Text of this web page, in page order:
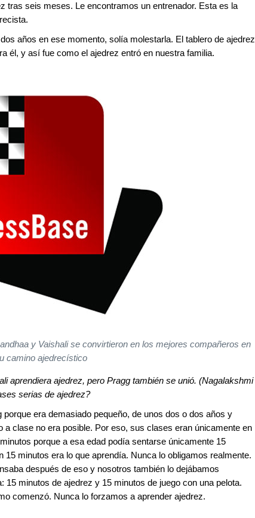
tras seis meses. Le encontramos un entrenador. Esta es la
años en ese momento, solía molestarla. El tablero de ajedrez
él, y así fue como el ajedrez entró en nuestra familia.
y Vaishali se convirtieron en los mejores compañeros en
camino ajedrecístico
aprendiera ajedrez, pero Pragg también se unió. (Nagalakshmi
serias de ajedrez?
era demasiado pequeño, de unos dos o dos años y
a clase no era posible. Por eso, sus clases eran únicamente en
porque a esa edad podía sentarse únicamente 15
15 minutos era lo que aprendía. Nunca lo obligamos realmente.
después de eso y nosotros también lo dejábamos
15 minutos de ajedrez y 15 minutos de juego con una pelota.
comenzó. Nunca lo forzamos a aprender ajedrez.